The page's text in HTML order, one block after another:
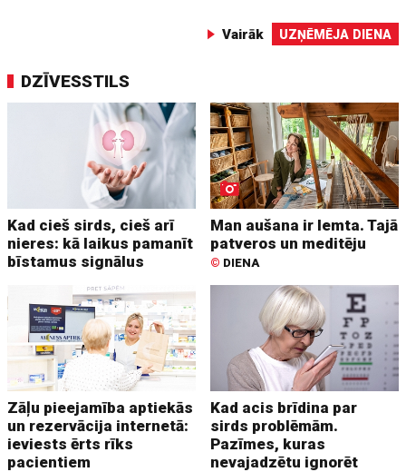
Vairāk UZŅĒMĒJA DIENA
DZĪVESSTILS
Kad cieš sirds, cieš arī
nieres: kā laikus pamanīt
bīstamus signālus
Man aušana ir lemta. Tajā
patveros un meditēju
© DIENA
Zāļu pieejamība aptiekās
un rezervācija internetā:
ieviests ērts rīks
pacientiem
Kad acis brīdina par
sirds problēmām.
Pazīmes, kuras
nevajadzētu ignorēt